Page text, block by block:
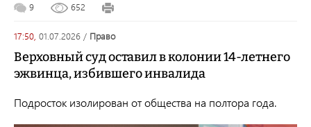
9 652
17:50, 01.07.2026 / право
Верховный суд оставил в колонии 14-летнего
эжвинца, избившего инвалида
Подросток изолирован от общества на полтора года.